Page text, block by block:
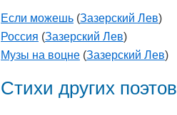
Если можешь (Зазерский Лев)
Россия (Зазерский Лев)
Музы на воцне (Зазерский Лев)
Стихи других поэтов